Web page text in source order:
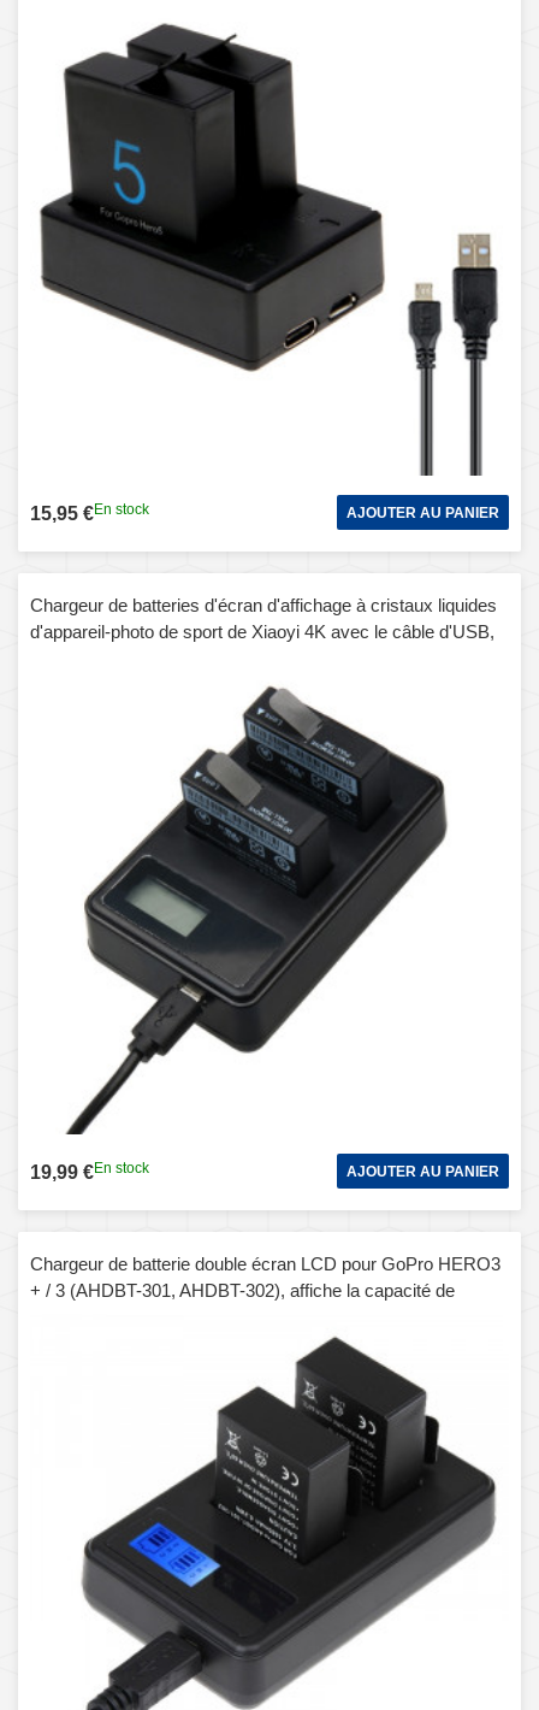
15,95 €En stock AJOUTER AU PANIER
Chargeur de batteries d'écran d'affichage à cristaux liquides
d'appareil-photo de sport de Xiaoyi 4K avec le câble d'USB,
19,99 €En stock AJOUTER AU PANIER
Chargeur de batterie double écran LCD pour GoPro HERO3
+ / 3 (AHDBT-301, AHDBT-302), affiche la capacité de